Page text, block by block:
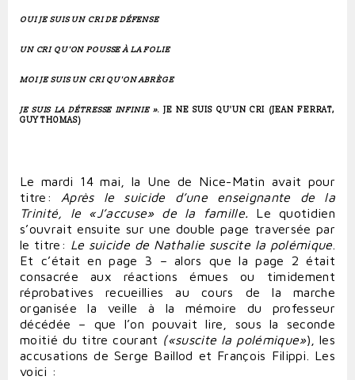
OUI JE SUIS UN CRI DE DÉFENSE
UN CRI QU'ON POUSSE À LA FOLIE
MOI JE SUIS UN CRI QU'ON ABRÈGE
JE SUIS LA DÉTRESSE INFINIE ». JE NE SUIS QU'UN CRI (JEAN FERRAT,
GUY THOMAS)
Le mardi 14 mai, la Une de Nice-Matin avait pour
titre: Après le suicide d’une enseignante de la
Trinité, le «J’accuse» de la famille. Le quotidien
s’ouvrait ensuite sur une double page traversée par
le titre: Le suicide de Nathalie suscite la polémique
Et c’était en page 3 – alors que la page 2 était
consacrée aux réactions émues ou timidement
réprobatives recueillies au cours de la marche
organisée la veille à la mémoire du professeur
décédée – que l’on pouvait lire, sous la seconde
moitié du titre courant («suscite la polémique»), les
accusations de Serge Baillod et François Filippi. Les
voici :